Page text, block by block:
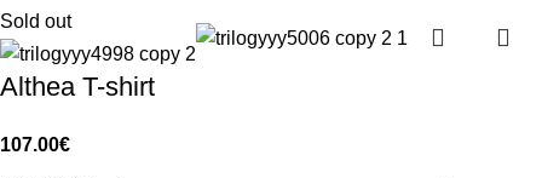
Sold out
Althea T-shirt
107.00€